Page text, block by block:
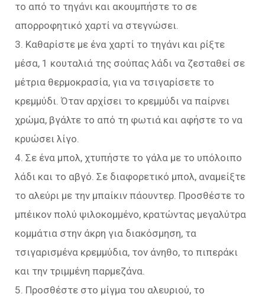
το από το τηγάνι και ακουμπήστε το σε
απορροφητικό χαρτί να στεγνώσει.
3. Καθαρίστε με ένα χαρτί το τηγάνι και ρίξτε
μέσα, 1 κουταλιά της σούπας λάδι να ζεσταθεί σε
μέτρια θερμοκρασία, για να τσιγαρίσετε το
κρεμμύδι. Όταν αρχίσει το κρεμμύδι να παίρνει
χρώμα, βγάλτε το από τη φωτιά και αφήστε το να
κρυώσει λίγο.
4. Σε ένα μπολ, χτυπήστε το γάλα με το υπόλοιπο
λάδι και το αβγό. Σε διαφορετικό μπολ, αναμείξτε
το αλεύρι με την μπαίκιν πάουντερ. Προσθέστε το
μπέικον πολύ ψιλοκομμένο, κρατώντας μεγαλύτρα
κομμάτια στην άκρη για διακόσμηση, τα
τσιγαρισμένα κρεμμύδια, τον άνηθο, το πιπεράκι
και την τριμμένη παρμεζάνα.
5. Προσθέστε στο μίγμα του αλευριού, το